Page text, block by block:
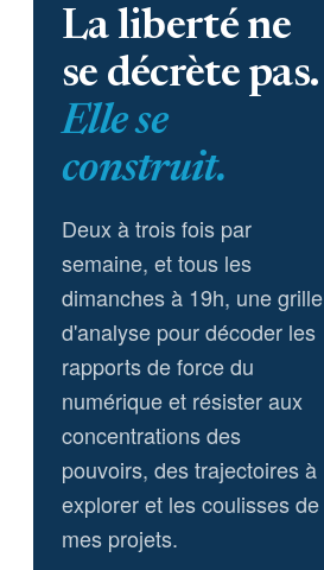
La liberté ne
se décrète pas.
Elle se
construit.
Deux à trois fois par
semaine, et tous les
dimanches à 19h, une grille
d'analyse pour décoder les
rapports de force du
numérique et résister aux
concentrations des
pouvoirs, des trajectoires à
explorer et les coulisses de
mes projets.